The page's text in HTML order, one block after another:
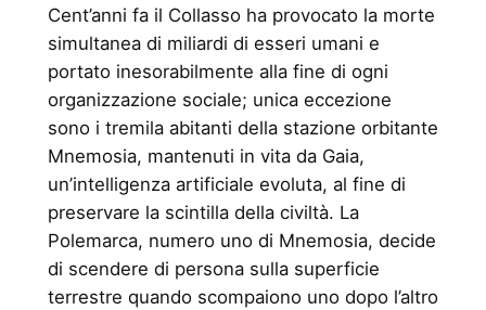
Cent’anni fa il Collasso ha provocato la morte
simultanea di miliardi di esseri umani e
portato inesorabilmente alla fine di ogni
organizzazione sociale; unica eccezione
sono i tremila abitanti della stazione orbitante
Mnemosia, mantenuti in vita da Gaia,
un’intelligenza artificiale evoluta, al fine di
preservare la scintilla della civiltà. La
Polemarca, numero uno di Mnemosia, decide
di scendere di persona sulla superficie
terrestre quando scompaiono uno dopo l’altro